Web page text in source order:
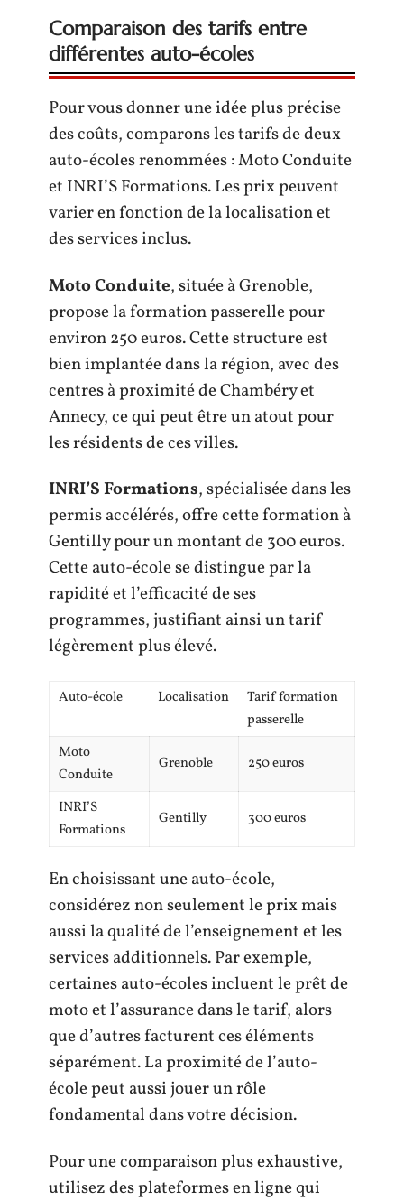
Comparaison des tarifs entre
différentes auto-écoles
Pour vous donner une idée plus précise
des coûts, comparons les tarifs de deux
auto-écoles renommées : Moto Conduite
et INRI’S Formations. Les prix peuvent
varier en fonction de la localisation et
des services inclus.
Moto Conduite, située à Grenoble,
propose la formation passerelle pour
environ 250 euros. Cette structure est
bien implantée dans la région, avec des
centres à proximité de Chambéry et
Annecy, ce qui peut être un atout pour
les résidents de ces villes.
INRI’S Formations, spécialisée dans les
permis accélérés, offre cette formation à
Gentilly pour un montant de 300 euros.
Cette auto-école se distingue par la
rapidité et l’efficacité de ses
programmes, justifiant ainsi un tarif
légèrement plus élevé.
Auto-école Localisation
Tarif formation
passerelle
Moto
Conduite
Grenoble 250 euros
INRI’S
Formations
Gentilly 300 euros
En choisissant une auto-école,
considérez non seulement le prix mais
aussi la qualité de l’enseignement et les
services additionnels. Par exemple,
certaines auto-écoles incluent le prêt de
moto et l’assurance dans le tarif, alors
que d’autres facturent ces éléments
séparément. La proximité de l’auto-
école peut aussi jouer un rôle
fondamental dans votre décision.
Pour une comparaison plus exhaustive,
utilisez des plateformes en ligne qui